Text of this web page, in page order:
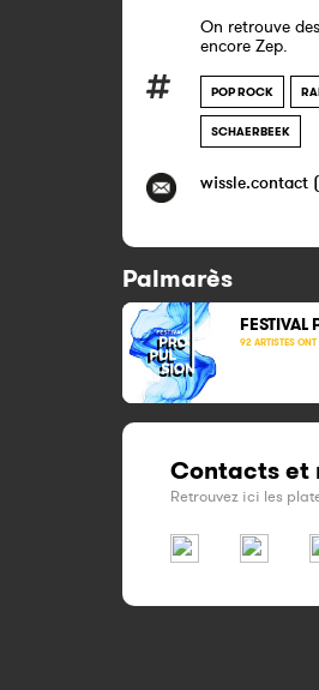
On retrouve
encore Zep.
POP ROCK
SCHAERBEEK
wissle.contact
Palmarès
FESTIVAL
92 ARTISTES ONT
Contacts et
Retrouvez ici les